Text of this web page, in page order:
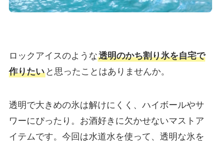
ロックアイスのような透明のかち割り氷を自宅で
作りたいと思ったことはありませんか。
透明で大きめの氷は解けにくく、ハイボールやサ
ワーにぴったり。お酒好きに欠かせないマストア
イテムです。今回は水道水を使って、透明な氷を